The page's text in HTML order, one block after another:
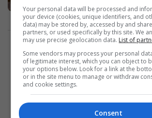
mundshëm
dhe Serbisë
Kosovë 06/03/2019
Your personal data will be processed and
your device (cookies, unique identifiers, and
data) may be stored by, accessed by and
partners, or used specifically by this site. We
may use precise geolocation data. List of
Some vendors may process your personal
of legitimate interest, which you can object to
your options below. Look for a link at the
or in the site menu to manage or withdraw
and cookie settings.
Consent